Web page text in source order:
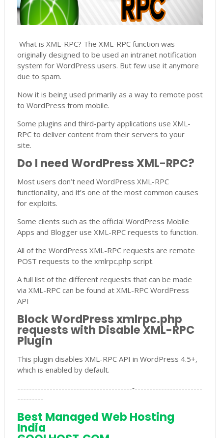
What is XML-RPC? The XML-RPC function was
originally designed to be used an intranet notification
system for WordPress users. But few use it anymore
due to spam.
Now it is being used primarily as a way to remote post
to WordPress from mobile.
Some plugins and third-party applications use XML-
RPC to deliver content from their servers to your
site.
Do I need WordPress XML-RPC?
Most users don’t need WordPress XML-RPC
functionality, and it’s one of the most common causes
for exploits.
Some clients such as the official WordPress Mobile
Apps and Blogger use XML-RPC requests to function.
All of the WordPress XML-RPC requests are remote
POST requests to the xmlrpc.php script.
A full list of the different requests that can be made
via XML-RPC can be found at XML-RPC WordPress
API
Block WordPress xmlrpc.php
requests with Disable XML-RPC
Plugin
This plugin disables XML-RPC API in WordPress 4.5+,
which is enabled by default.
---------------------------------------‐-----------------------
---------
Best Managed Web Hosting
India